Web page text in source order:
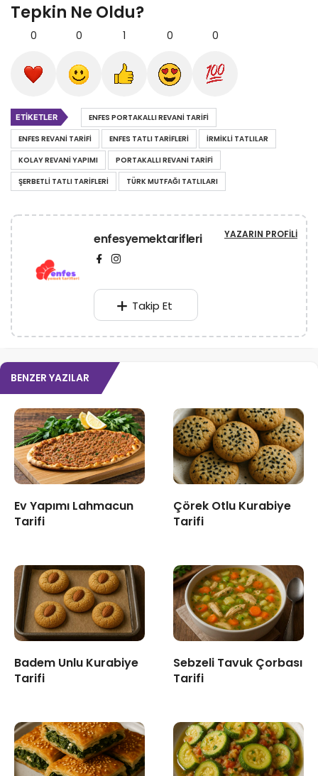
Tepkin Ne Oldu?
0 0 1 0 0
ETIKETLER
ENFES PORTAKALLI REVANI TARIFI
ENFES REVANI TARIFI
ENFES TATLI TARIFLERI
IRMIKLI TATLILAR
KOLAY REVANI YAPIMI
PORTAKALLI REVANI TARIFI
ŞERBETLI TATLI TARIFLERI
TÜRK MUTFAĞI TATLILARI
enfesyemektarifleri YAZARIN PROFILI
Takip Et
BENZER YAZILAR
Ev Yapımı Lahmacun
Tarifi
Çörek Otlu Kurabiye
Tarifi
Badem Unlu Kurabiye
Tarifi
Sebzeli Tavuk Çorbası
Tarifi